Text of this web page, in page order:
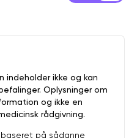
indeholder ikke og kan
Oplysninger om
og ikke en
rådgivning.
på sådanne